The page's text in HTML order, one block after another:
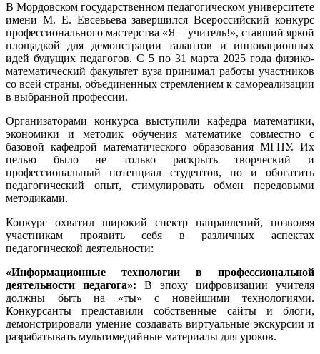
В Мордовском государственном педагогическом университете
имени М. Е. Евсевьева завершился Всероссийский конкурс
профессионального мастерства «Я – учитель!», ставший яркой
площадкой для демонстрации талантов и инновационных
идей будущих педагогов. С 5 по 31 марта 2025 года физико-
математический факультет вуза принимал работы участников
со всей страны, объединенных стремлением к самореализации
в выбранной профессии.
Организаторами конкурса выступили кафедра математики,
экономики и методик обучения математике совместно с
базовой кафедрой математического образования МГПУ. Их
целью было не только раскрыть творческий и
профессиональный потенциал студентов, но и обогатить
педагогический опыт, стимулировать обмен передовыми
методиками.
Конкурс охватил широкий спектр направлений, позволяя
участникам проявить себя в различных аспектах
педагогической деятельности:
«Информационные технологии в профессиональной
деятельности педагога»: В эпоху цифровизации учителя
должны быть на «ты» с новейшими технологиями.
Конкурсанты представили собственные сайты и блоги,
демонстрировали умение создавать виртуальные экскурсии и
разрабатывать мультимедийные материалы для уроков.